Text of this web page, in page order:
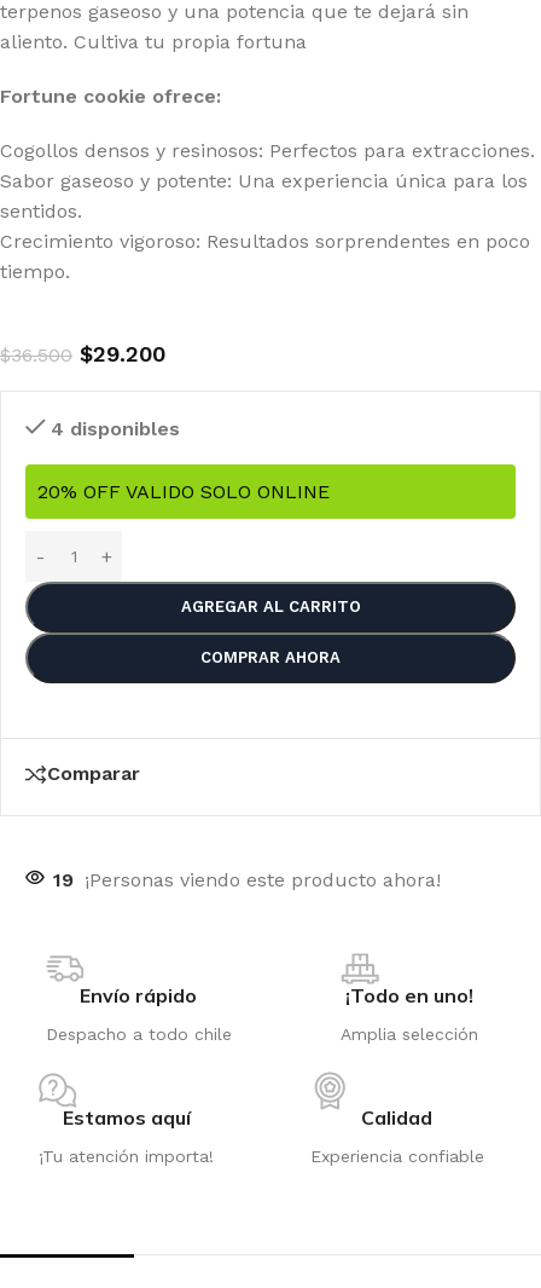
terpenos gaseoso y una potencia que te dejará sin
aliento. Cultiva tu propia fortuna
Fortune cookie ofrece:
Cogollos densos y resinosos: Perfectos para extracciones.
Sabor gaseoso y potente: Una experiencia única para los
sentidos.
Crecimiento vigoroso: Resultados sorprendentes en poco
tiempo.
$36.500 $29.200
4 disponibles
20% OFF VALIDO SOLO ONLINE
AGREGAR AL CARRITO
COMPRAR AHORA
Comparar
19 ¡Personas viendo este producto ahora!
Envío rápido
Despacho a todo chile
¡Todo en uno!
Amplia selección
Estamos aquí
¡Tu atención importa!
Calidad
Experiencia confiable